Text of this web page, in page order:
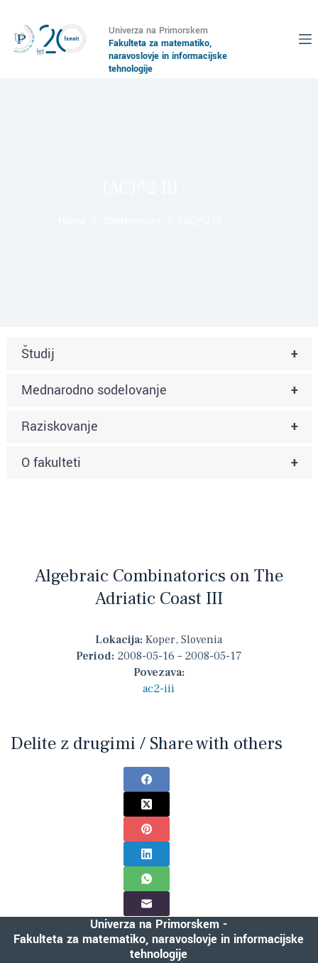
Univerza na Primorskem
Fakulteta za matematiko,
naravoslovje in informacijske
tehnologije
Algebraic Combinatorics on The
Adriatic Coast III
Lokacija: Koper, Slovenia
Period: 2008-05-16 – 2008-05-17
Povezava:
ac2-iii
Delite z drugimi / Share with others
+
Študij
+
Mednarodno sodelovanje
+
Raziskovanje
+
O fakulteti
Univerza na Primorskem -
Fakulteta za matematiko, naravoslovje in informacijske
tehnologije